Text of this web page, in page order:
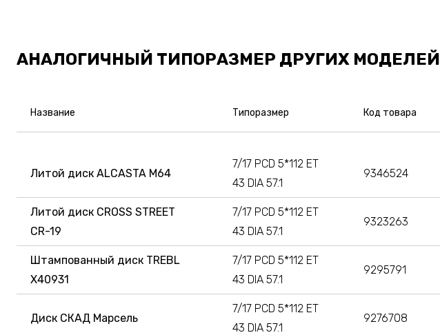
АНАЛОГИЧНЫЙ ТИПОРАЗМЕР ДРУГИХ МОДЕЛЕЙ
Название Типоразмер Код товара
Литой диск ALCASTA M64
7/17 PCD 5*112 ET
43 DIA 57.1
9346524
Литой диск CROSS STREET
CR-19
7/17 PCD 5*112 ET
43 DIA 57.1
9323263
Штампованный диск TREBL
X40931
7/17 PCD 5*112 ET
43 DIA 57.1
9295791
Диск СКАД Марсель
7/17 PCD 5*112 ET
43 DIA 57.1
9276708